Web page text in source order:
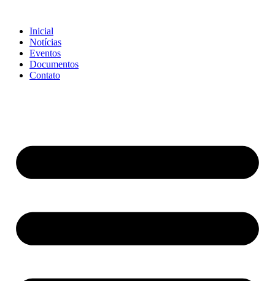
conteúdo
Inicial
Notícias
Eventos
Documentos
Contato